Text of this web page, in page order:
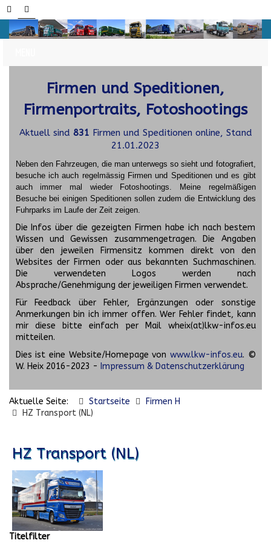
Firmen und Speditionen,
Firmenportraits, Fotoshootings
Aktuell sind 831 Firmen und Speditionen online, Stand
21.01.2023
Neben den Fahrzeugen, die man unterwegs so sieht und fotografiert,
besuche ich auch regelmässig Firmen und Speditionen und es gibt
auch immer mal wieder Fotoshootings.
Meine regelmäßigen
Besuche bei einigen Speditionen sollen zudem die Entwicklung des
Fuhrparks im Laufe der Zeit zeigen.
Die Infos über die gezeigten Firmen habe ich nach bestem
Wissen und Gewissen zusammengetragen. Die Angaben
über den jeweilen Firmensitz kommen direkt von den
Websites der Firmen oder aus bekannten Suchmaschinen.
Die verwendeten Logos werden nach
Absprache/Genehmigung der jeweiligen Firmen verwendet.
Für Feedback über Fehler, Ergänzungen oder sonstige
Anmerkungen bin ich immer offen. Wer Fehler findet, kann
mir diese bitte einfach per Mail wheix(at)lkw-infos.eu
mitteilen.
Dies ist eine Website/Homepage von www.lkw-infos.eu. ©
W. Heix 2016-2023 - Impressum & Datenschutzerklärung
Aktuelle Seite: Startseite
Firmen H
HZ Transport (NL)
HZ Transport (NL)
Titelfilter